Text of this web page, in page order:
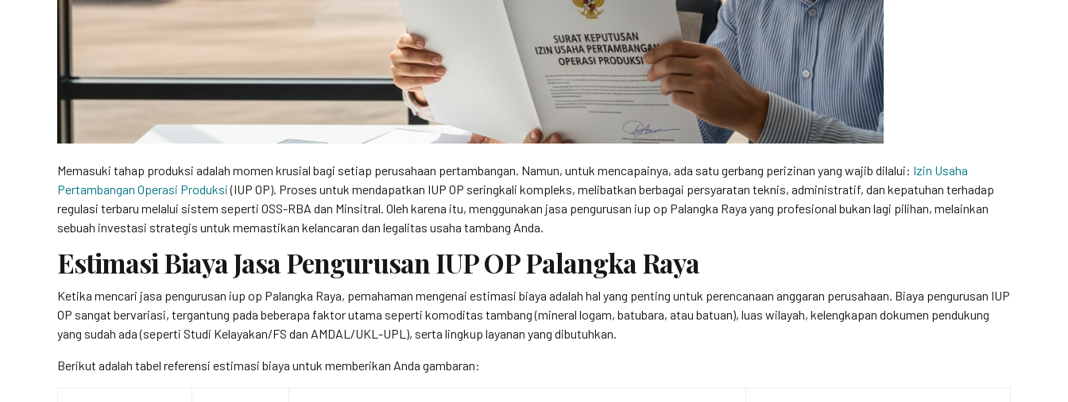
Memasuki tahap produksi adalah momen krusial bagi setiap perusahaan pertambangan. Namun, untuk mencapainya, ada satu gerbang perizinan yang wajib dilalui: Izin Usaha
Pertambangan Operasi Produksi(IUP OP). Proses untuk mendapatkan IUP OP seringkali kompleks, melibatkan berbagai persyaratan teknis, administratif, dan kepatuhan terhadap
regulasi terbaru melalui sistem seperti OSS-RBA dan Minsitral. Oleh karena itu, menggunakan jasa pengurusan iup op Palangka Raya yang profesional bukan lagi pilihan, melainkan
sebuah investasi strategis untuk memastikan kelancaran dan legalitas usaha tambang Anda.
Estimasi Biaya Jasa Pengurusan IUP OP Palangka Raya
Ketika mencari jasa pengurusan iup op Palangka Raya, pemahaman mengenai estimasi biaya adalah hal yang penting untuk perencanaan anggaran perusahaan. Biaya pengurusan IUP
OP sangat bervariasi, tergantung pada beberapa faktor utama seperti komoditas tambang (mineral logam, batubara, atau batuan), luas wilayah, kelengkapan dokumen pendukung
yang sudah ada (seperti Studi Kelayakan/FS dan AMDAL/UKL-UPL), serta lingkup layanan yang dibutuhkan.
Berikut adalah tabel referensi estimasi biaya untuk memberikan Anda gambaran: